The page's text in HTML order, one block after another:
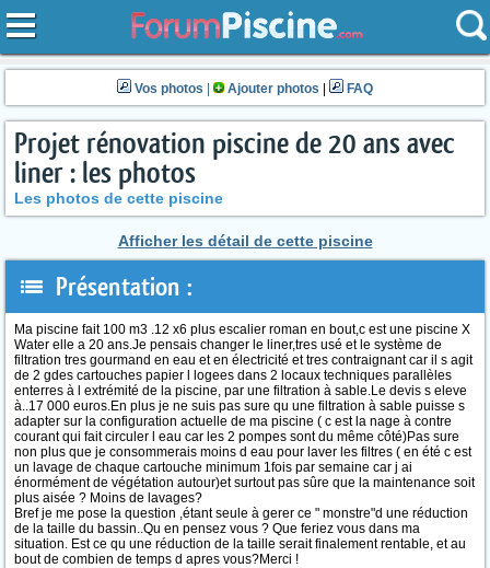
Vos photos Ajouter photos FAQ
Projet rénovation piscine de 20 ans avec
liner : les photos
Les photos de cette piscine
Afficher les détail de cette piscine
Présentation :
Ma piscine fait 100 m3 .12 x6 plus escalier roman en bout,c est une piscine X
Water elle a 20 ans.Je pensais changer le liner,tres usé et le système de
filtration tres gourmand en eau et en électricité et tres contraignant car il s agit
de 2 gdes cartouches papier l logees dans 2 locaux techniques parallèles
enterres à l extrémité de la piscine, par une filtration à sable.Le devis s eleve
à..17 000 euros.En plus je ne suis pas sure qu une filtration à sable puisse s
adapter sur la configuration actuelle de ma piscine ( c est la nage à contre
courant qui fait circuler l eau car les 2 pompes sont du même côté)Pas sure
non plus que je consommerais moins d eau pour laver les filtres ( en été c est
un lavage de chaque cartouche minimum 1fois par semaine car j ai
énormément de végétation autour)et surtout pas sûre que la maintenance soit
plus aisée ? Moins de lavages?
Bref je me pose la question ,étant seule à gerer ce " monstre"d une réduction
de la taille du bassin..Qu en pensez vous ? Que feriez vous dans ma
situation. Est ce qu une réduction de la taille serait finalement rentable, et au
bout de combien de temps d apres vous?Merci !